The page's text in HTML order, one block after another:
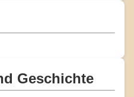
Geschichte